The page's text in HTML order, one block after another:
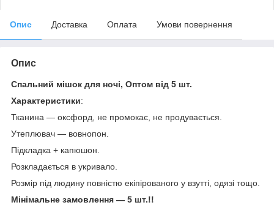
Опис Доставка Оплата Умови повернення
Опис
Спальний мішок для ночі, Оптом від 5 шт.
Характеристики:
Тканина — оксфорд, не промокає, не продувається.
Утеплювач — вовнопон.
Підкладка + капюшон.
Розкладається в укривало.
Розмір під людину повністю екіпірованого у взутті, одязі тощо.
Мінімальне замовлення — 5 шт.!!